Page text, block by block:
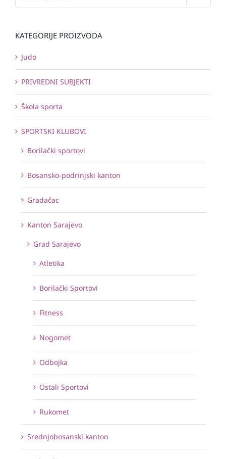
KATEGORIJE PROIZVODA
Judo
PRIVREDNI SUBJEKTI
Škola sporta
SPORTSKI KLUBOVI
Borilački sportovi
Bosansko-podrinjski kanton
Gradačac
Kanton Sarajevo
Grad Sarajevo
Atletika
Borilački Sportovi
Fitness
Nogomet
Odbojka
Ostali Sportovi
Rukomet
Srednjobosanski kanton